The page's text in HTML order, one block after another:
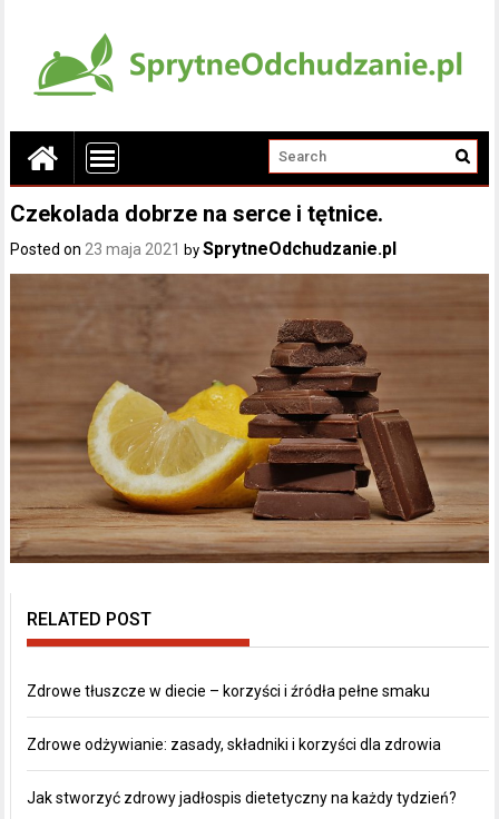
Czekolada dobrze na serce i tętnice.
Posted on 23 maja 2021 bySprytneOdchudzanie.pl
RELATED POST
Zdrowe tłuszcze w diecie – korzyści i źródła pełne smaku
Zdrowe odżywianie: zasady, składniki i korzyści dla zdrowia
Jak stworzyć zdrowy jadłospis dietetyczny na każdy tydzień?